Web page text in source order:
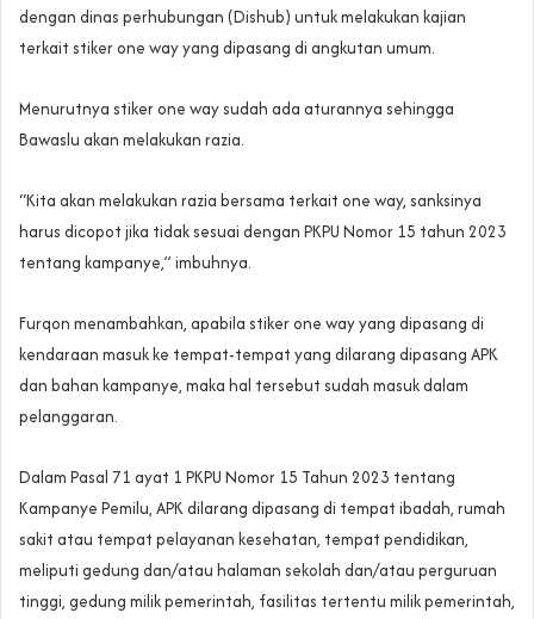
dengan dinas perhubungan (Dishub) untuk melakukan kajian
terkait stiker one way yang dipasang di angkutan umum.
Menurutnya stiker one way sudah ada aturannya sehingga
Bawaslu akan melakukan razia.
“Kita akan melakukan razia bersama terkait one way, sanksinya
harus dicopot jika tidak sesuai dengan PKPU Nomor 15 tahun 2023
tentang kampanye,” imbuhnya.
Furqon menambahkan, apabila stiker one way yang dipasang di
kendaraan masuk ke tempat-tempat yang dilarang dipasang APK
dan bahan kampanye, maka hal tersebut sudah masuk dalam
pelanggaran.
Dalam Pasal 71 ayat 1 PKPU Nomor 15 Tahun 2023 tentang
Kampanye Pemilu, APK dilarang dipasang di tempat ibadah, rumah
sakit atau tempat pelayanan kesehatan, tempat pendidikan,
meliputi gedung dan/atau halaman sekolah dan/atau perguruan
tinggi, gedung milik pemerintah, fasilitas tertentu milik pemerintah,